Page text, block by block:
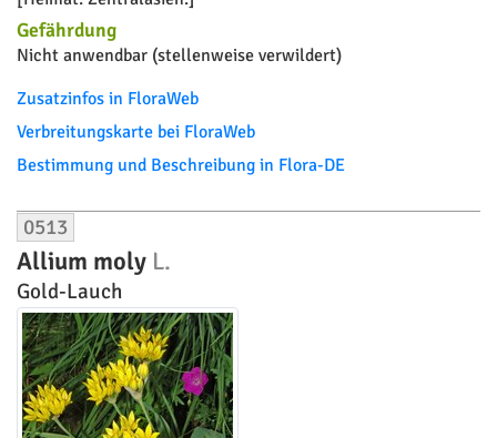
Gefährdung
Nicht anwendbar (stellenweise verwildert)
Zusatzinfos in FloraWeb
Verbreitungskarte bei FloraWeb
Bestimmung und Beschreibung in Flora-DE
0513
Allium moly L.
Gold-Lauch